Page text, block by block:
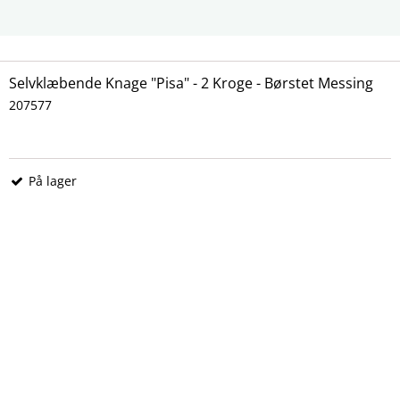
De passer perfekt til brug i badeværelser, entréer,
Selvklæbende Knage "Pisa" - 2 Kroge - Børstet Messing
207577
På lager